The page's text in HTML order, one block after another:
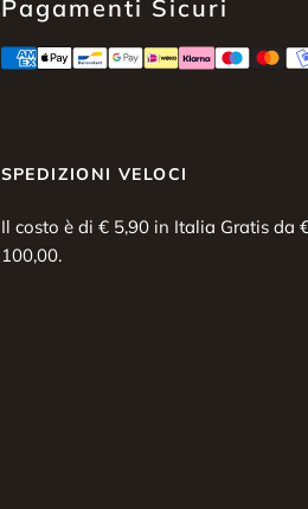
Pagamenti Sicuri
SPEDIZIONI VELOCI
Il costo è di € 5,90 in Italia Gratis da
100,00.